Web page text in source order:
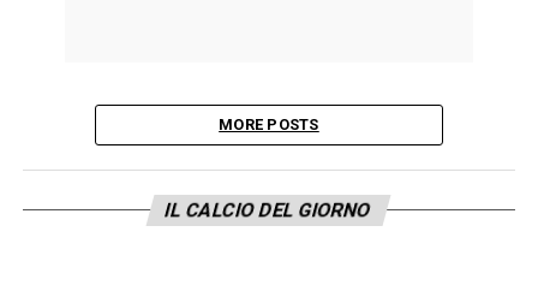
MORE POSTS
IL CALCIO DEL GIORNO